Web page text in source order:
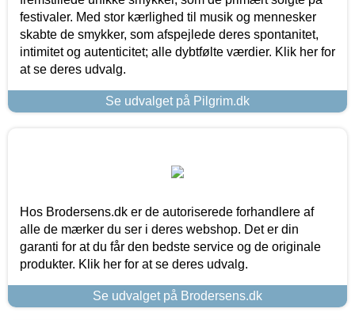
festivaler. Med stor kærlighed til musik og mennesker
skabte de smykker, som afspejlede deres spontanitet,
intimitet og autenticitet; alle dybtfølte værdier. Klik her for
at se deres udvalg.
Se udvalget på Pilgrim.dk
Hos Brodersens.dk er de autoriserede forhandlere af
alle de mærker du ser i deres webshop. Det er din
garanti for at du får den bedste service og de originale
produkter. Klik her for at se deres udvalg.
Se udvalget på Brodersens.dk